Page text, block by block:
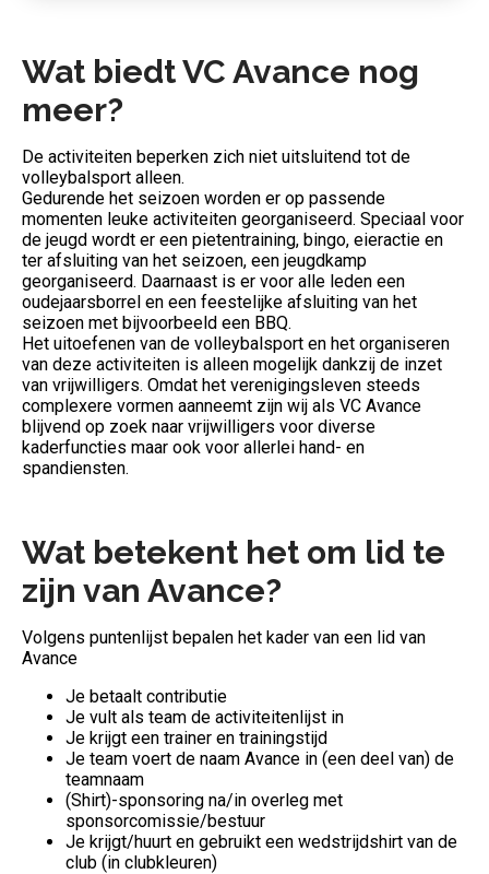
Wat biedt VC Avance nog
meer?
De activiteiten beperken zich niet uitsluitend tot de
volleybalsport alleen.
Gedurende het seizoen worden er op passende
momenten leuke activiteiten georganiseerd. Speciaal voor
de jeugd wordt er een pietentraining, bingo, eieractie en
ter afsluiting van het seizoen, een jeugdkamp
georganiseerd. Daarnaast is er voor alle leden een
oudejaarsborrel en een feestelijke afsluiting van het
seizoen met bijvoorbeeld een BBQ.
Het uitoefenen van de volleybalsport en het organiseren
van deze activiteiten is alleen mogelijk dankzij de inzet
van vrijwilligers. Omdat het verenigingsleven steeds
complexere vormen aanneemt zijn wij als VC Avance
blijvend op zoek naar vrijwilligers voor diverse
kaderfuncties maar ook voor allerlei hand- en
spandiensten.
Wat betekent het om lid te
zijn van Avance?
Volgens puntenlijst bepalen het kader van een lid van
Avance
Je betaalt contributie
Je vult als team de activiteitenlijst in
Je krijgt een trainer en trainingstijd
Je team voert de naam Avance in (een deel van) de
teamnaam
(Shirt)-sponsoring na/in overleg met
sponsorcomissie/bestuur
Je krijgt/huurt en gebruikt een wedstrijdshirt van de
club (in clubkleuren)